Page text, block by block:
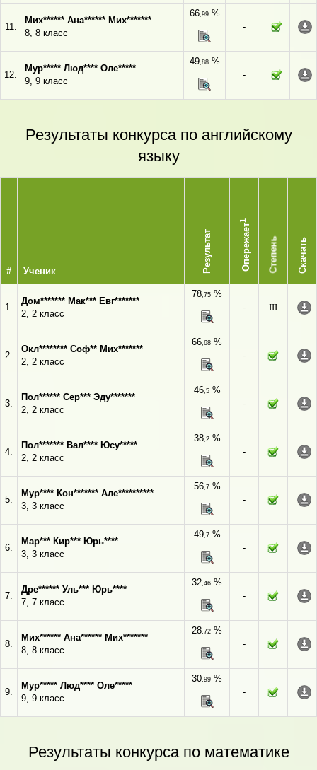
11.
Мих****** Ана****** Мих*******
8, 8 класс
66,99%
-
12.
Мур***** Люд**** Оле*****
9, 9 класс
49,88%
-
Результаты конкурса по английскому
языку
# Ученик Результат Опережает
1
Степень Скачать
1.
Дом******* Мак*** Евг*******
2, 2 класс
78,75 %
-
III
2.
Окл******** Соф** Мих*******
2, 2 класс
66,68 %
-
3.
Пол****** Сер*** Эду*******
2, 2 класс
46,5%
-
4.
Пол******* Вал**** Юсу*****
2, 2 класс
38,2%
-
5.
Мур**** Кон******* Але**********
3, 3 класс
56,7%
-
6.
Мар*** Кир*** Юрь****
3, 3 класс
49,7%
-
7.
Дре****** Уль*** Юрь****
7, 7 класс
32,46 %
-
8.
Мих****** Ана****** Мих*******
8, 8 класс
28,72 %
-
9.
Мур***** Люд**** Оле*****
9, 9 класс
30,99 %
-
Результаты конкурса по математике